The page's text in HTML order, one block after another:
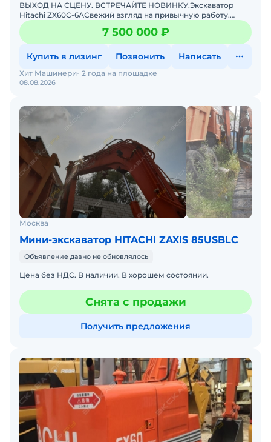
ВЫХОД НА СЦЕНУ. ВСТРЕЧАЙТЕ НОВИНКУ.Экскаватор
Hitachi ZX60С-6АСвежий взгляд на привычную работу.
Компактный, маневренный, зубастый.Забудьте всё, что
знали про 6
7 500 000 ₽
Купить в лизинг Позвонить Написать
08.08.2026
Хит Машинери 2 года на площадке
Москва
Мини-экскаватор HITACHI ZAXIS 85USBLC
Объявление давно не обновлялось
Цена без НДС. В наличии. В хорошем состоянии.
Снята с продажи
Получить предложения